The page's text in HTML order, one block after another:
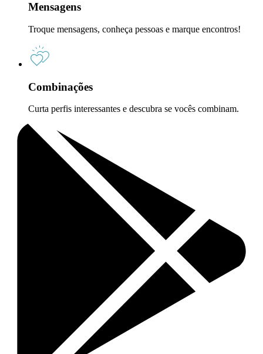
Mensagens
Troque mensagens, conheça pessoas e marque encontros!
Combinações
Curta perfis interessantes e descubra se vocês combinam.